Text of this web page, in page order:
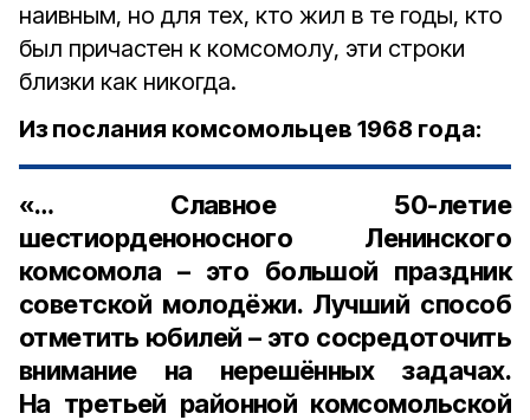
наивным, но для тех, кто жил в те годы, кто
был причастен к комсомолу, эти строки
близки как никогда.
Из послания комсомольцев 1968 года:
«… Славное 50-летие
шестиорденоносного Ленинского
комсомола – это большой праздник
советской молодёжи. Лучший способ
отметить юбилей – это сосредоточить
внимание на нерешённых задачах.
На третьей районной комсомольской